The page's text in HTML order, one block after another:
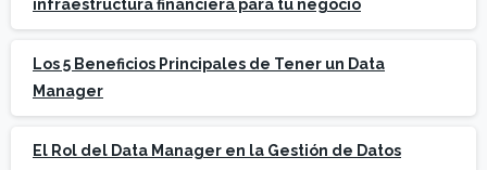
infraestructura financiera para tu negocio
Los 5 Beneficios Principales de Tener un Data
Manager
El Rol del Data Manager en la Gestión de Datos